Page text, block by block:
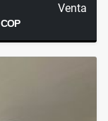
Venta
COP